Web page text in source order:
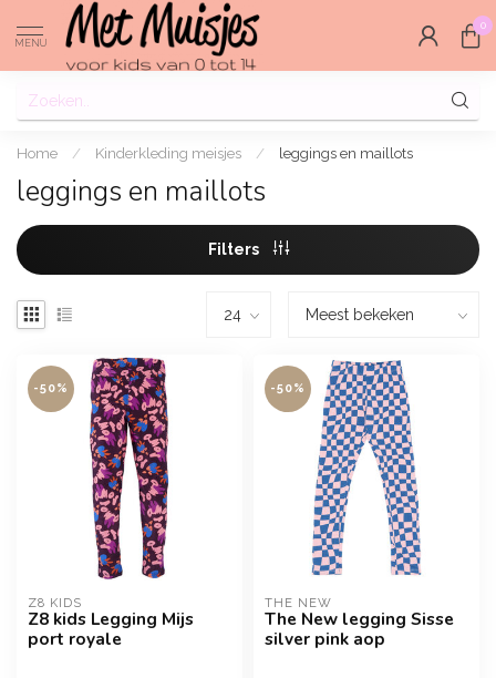
MENU
0
Home / Kinderkleding meisjes / leggings en maillots
leggings en maillots
Filters
-50%
Z8 KIDS
Z8 kids Legging Mijs
port royale
-50%
THE NEW
The New legging Sisse
silver pink aop